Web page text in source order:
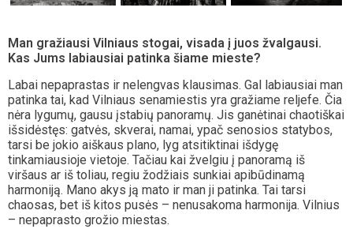
Man gražiausi Vilniaus stogai, visada į juos žvalgausi.
Kas Jums labiausiai patinka šiame mieste?
Labai nepaprastas ir nelengvas klausimas. Gal labiausiai man
patinka tai, kad Vilniaus senamiestis yra gražiame reljefe. Čia
nėra lygumų, gausu įstabių panoramų. Jis ganėtinai chaotiškai
išsidėstęs: gatvės, skverai, namai, ypač senosios statybos,
tarsi be jokio aiškaus plano, lyg atsitiktinai išdygę
tinkamiausioje vietoje. Tačiau kai žvelgiu į panoramą iš
viršaus ar iš toliau, regiu žodžiais sunkiai apibūdinamą
harmoniją. Mano akys ją mato ir man ji patinka. Tai tarsi
chaosas, bet iš kitos pusės – nenusakoma harmonija. Vilnius
– nepaprasto grožio miestas.